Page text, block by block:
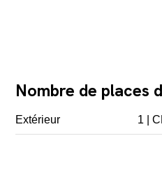
Nombre de places
Extérieur 1 |